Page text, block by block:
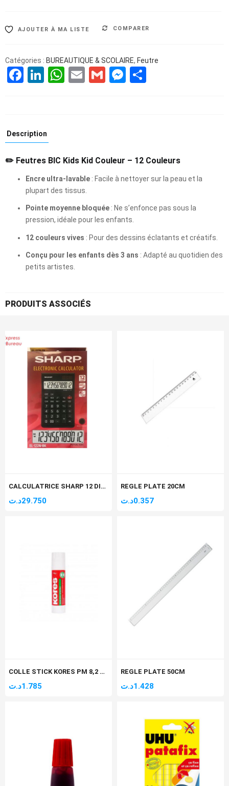
AJOUTER À MA LISTE COMPARER
Catégories : BUREAUTIQUE & SCOLAIRE, Feutre
Facebook
LinkedIn
WhatsApp
EmailGmailMessenger
Description
✏️ Feutres BIC Kids Kid Couleur – 12 Couleurs
Encre ultra-lavable : Facile à nettoyer sur la peau et la
plupart des tissus.
Pointe moyenne bloquée : Ne s’enfonce pas sous la
pression, idéale pour les enfants.
12 couleurs vives : Pour des dessins éclatants et créatifs.
Conçu pour les enfants dès 3 ans : Adapté au quotidien des
petits artistes.
PRODUITS ASSOCIÉS
CALCULATRICE SHARP 12 DIGIT EL-122
29.750د.ت
REGLE PLATE 20CM
0.357د.ت
COLLE STICK KORES PM 8,2 GR
1.785د.ت
REGLE PLATE 50CM
1.428د.ت